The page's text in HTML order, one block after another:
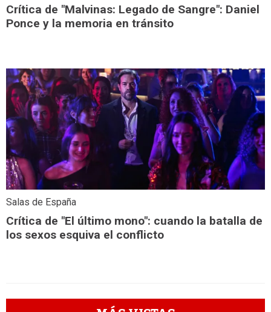
Crítica de "Malvinas: Legado de Sangre": Daniel
Ponce y la memoria en tránsito
Salas de España
Crítica de "El último mono": cuando la batalla de
los sexos esquiva el conflicto